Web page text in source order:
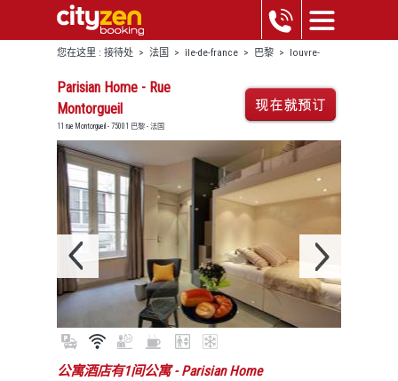
您在这里 : 接待处 > 法国 > île-de-france > 巴黎 > louvre-
châtelet > parisian home - rue montorgueil
Parisian Home - Rue
Montorgueil
11 rue Montorgueil - 75001 巴黎 - 法国
公寓酒店有1间公寓- Parisian Home